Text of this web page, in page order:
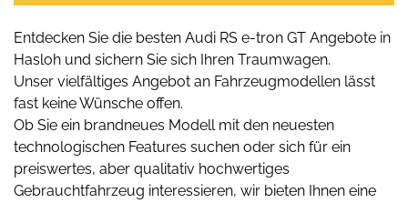
Entdecken Sie die besten Audi RS e-tron GT Angebote in
Hasloh und sichern Sie sich Ihren Traumwagen.
Unser vielfältiges Angebot an Fahrzeugmodellen lässt
fast keine Wünsche offen.
Ob Sie ein brandneues Modell mit den neuesten
technologischen Features suchen oder sich für ein
preiswertes, aber qualitativ hochwertiges
Gebrauchtfahrzeug interessieren, wir bieten Ihnen eine